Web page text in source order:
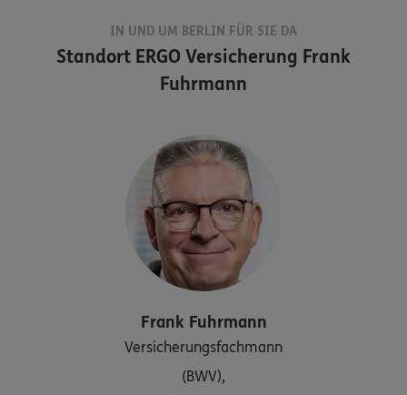
IN UND UM BERLIN FÜR SIE DA
Standort ERGO Versicherung Frank
Fuhrmann
Frank Fuhrmann
Versicherungsfachmann
(BWV),